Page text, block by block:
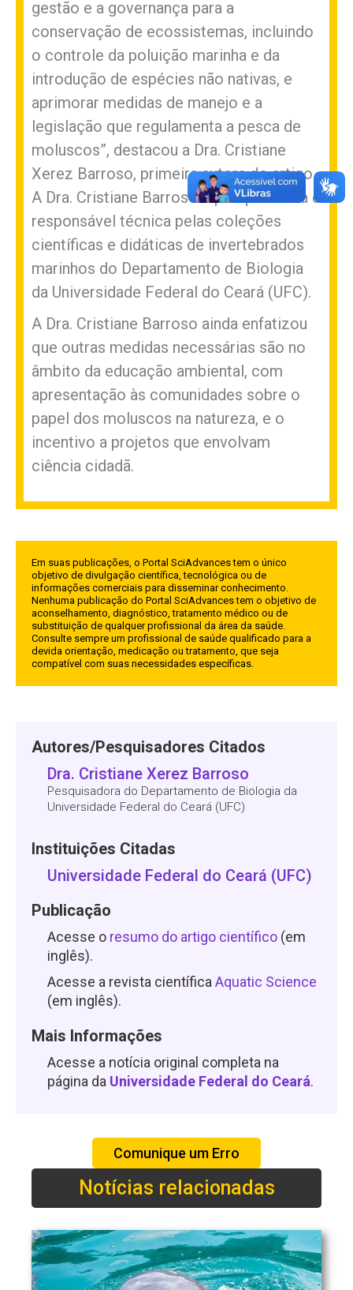
gestão e a governança para a
conservação de ecossistemas, incluindo
o controle da poluição marinha e da
introdução de espécies não nativas, e
aprimorar medidas de manejo e a
legislação que regulamenta a pesca de
moluscos”, destacou a Dra. Cristiane
Xerez Barroso, primeira autora do artigo.
A Dra. Cristiane Barroso é pesquisadora e
responsável técnica pelas coleções
científicas e didáticas de invertebrados
marinhos do Departamento de Biologia
da Universidade Federal do Ceará (UFC).
A Dra. Cristiane Barroso ainda enfatizou
que outras medidas necessárias são no
âmbito da educação ambiental, com
apresentação às comunidades sobre o
papel dos moluscos na natureza, e o
incentivo a projetos que envolvam
ciência cidadã.
Em suas publicações, o Portal SciAdvances tem o único
objetivo de divulgação científica, tecnológica ou de
informações comerciais para disseminar conhecimento.
Nenhuma publicação do Portal SciAdvances tem o objetivo de
aconselhamento, diagnóstico, tratamento médico ou de
substituição de qualquer profissional da área da saúde.
Consulte sempre um profissional de saúde qualificado para a
devida orientação, medicação ou tratamento, que seja
compatível com suas necessidades específicas.
Autores/Pesquisadores Citados
Dra. Cristiane Xerez Barroso
Pesquisadora do Departamento de Biologia da
Universidade Federal do Ceará (UFC)
Instituições Citadas
Universidade Federal do Ceará (UFC)
Publicação
Acesse o resumo do artigo científico (em
inglês).
Acesse a revista científica Aquatic Science
(em inglês).
Mais Informações
Acesse a notícia original completa na
página da Universidade Federal do Ceará.
Comunique um Erro
Notícias relacionadas